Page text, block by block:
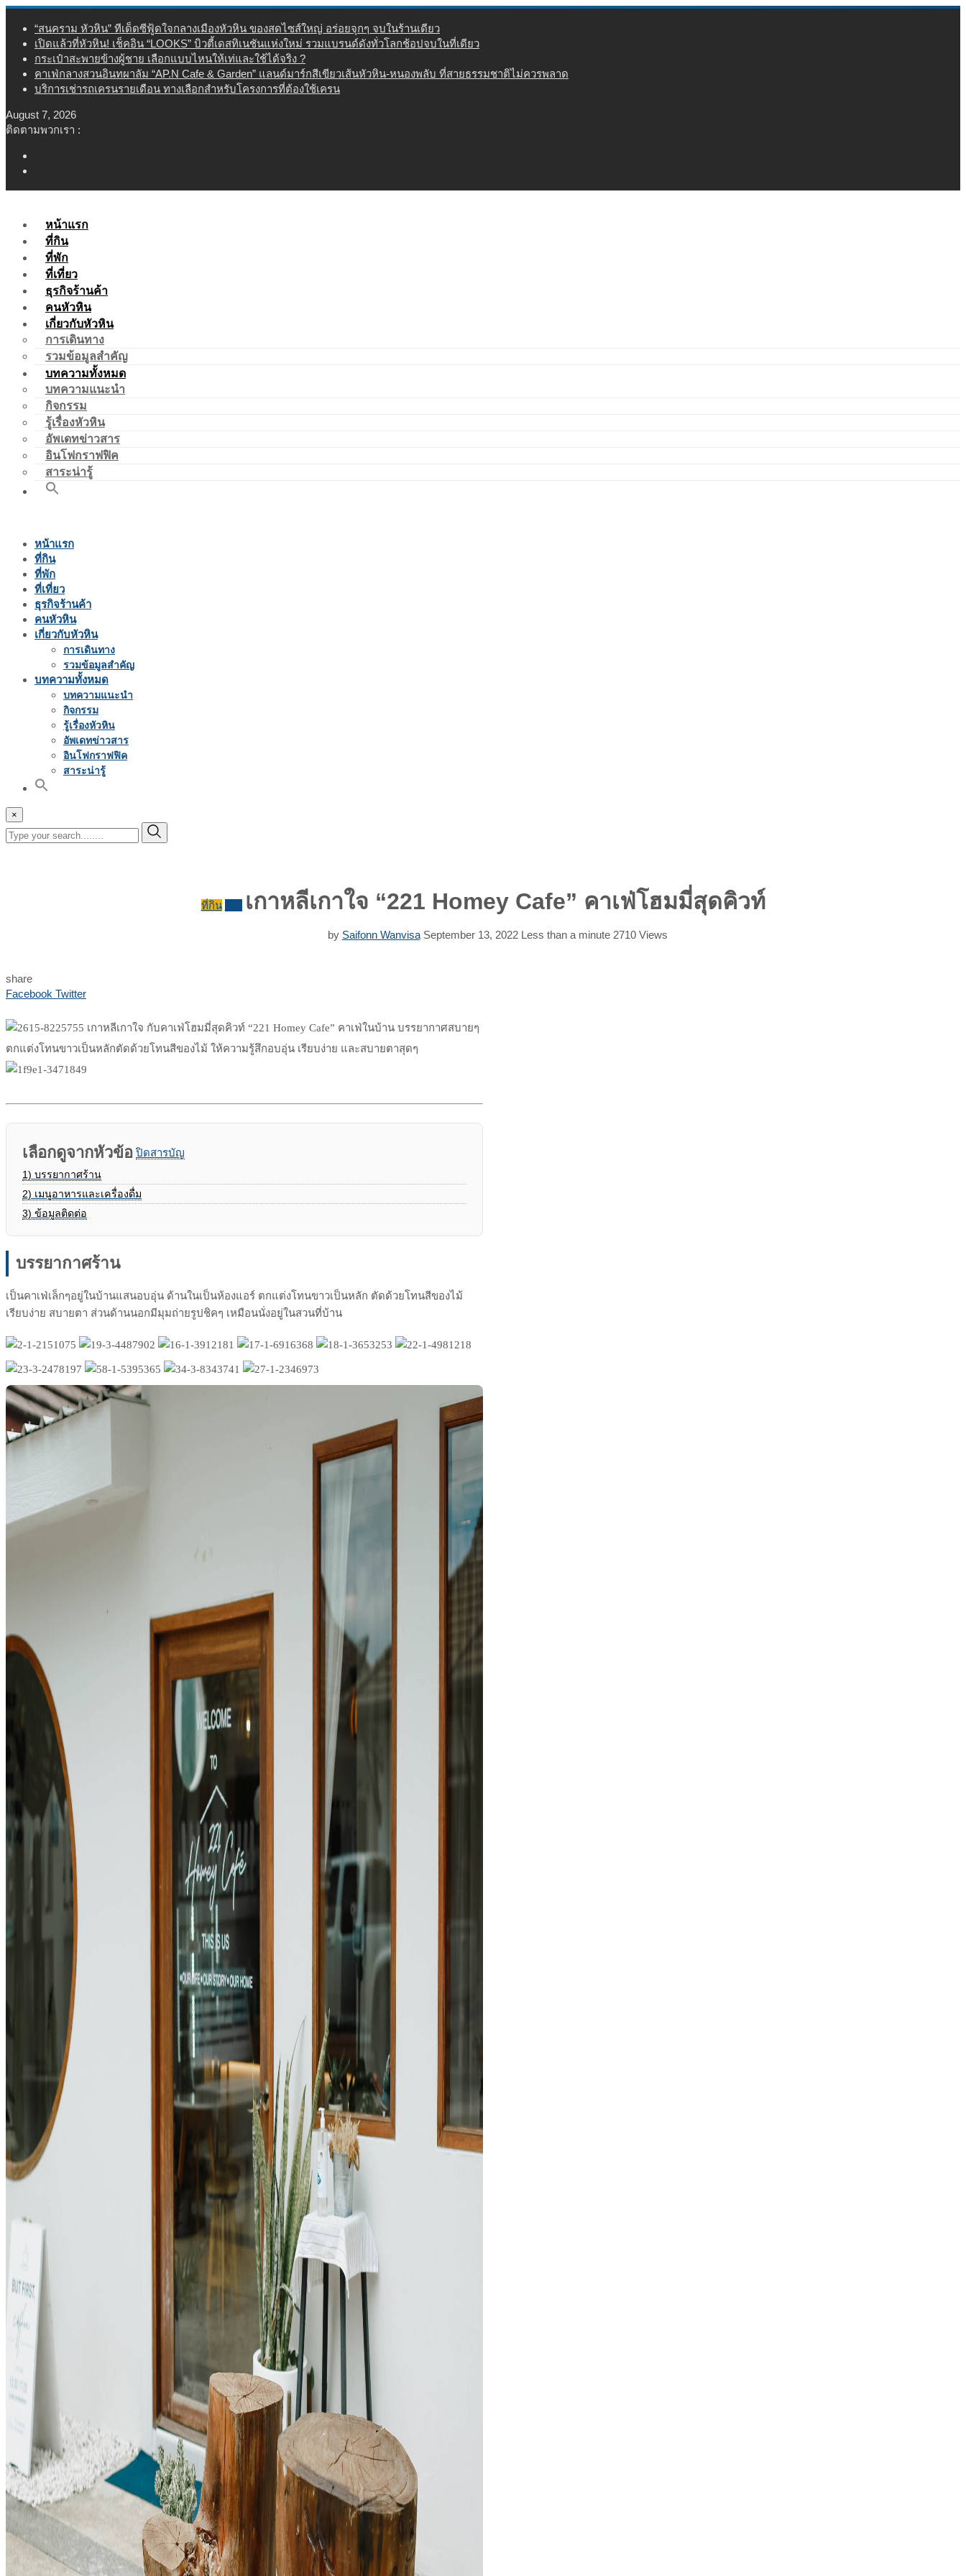
content
“สนคราม หัวหิน” ทีเด็ดซีฟู้ดใจกลางเมืองหัวหิน ของสดไซส์ใหญ่ อร่อยจุกๆ จบในร้านเดียว
เปิดแล้วที่หัวหิน! เช็คอิน “LOOKS” บิวตี้เดสทิเนชันแห่งใหม่ รวมแบรนด์ดังทั่วโลกช้อปจบในที่เดียว
กระเป๋าสะพายข้างผู้ชาย เลือกแบบไหนให้เท่และใช้ได้จริง ?
คาเฟ่กลางสวนอินทผาลัม “AP.N Cafe & Garden” แลนด์มาร์กสีเขียวเส้นหัวหิน-หนองพลับ ที่สายธรรมชาติไม่ควรพลาด
บริการเช่ารถเครนรายเดือน ทางเลือกสำหรับโครงการที่ต้องใช้เครน
August 7, 2026
ติดตามพวกเรา :
หน้าแรก
ที่กิน
ที่พัก
ที่เที่ยว
ธุรกิจร้านค้า
คนหัวหิน
เกี่ยวกับหัวหิน
การเดินทาง
รวมข้อมูลสำคัญ
บทความทั้งหมด
บทความแนะนำ
กิจกรรม
รู้เรื่องหัวหิน
อัพเดทข่าวสาร
อินโฟกราฟฟิค
สาระน่ารู้
หน้าแรก
ที่กิน
ที่พัก
ที่เที่ยว
ธุรกิจร้านค้า
คนหัวหิน
เกี่ยวกับหัวหิน
การเดินทาง
รวมข้อมูลสำคัญ
บทความทั้งหมด
บทความแนะนำ
กิจกรรม
รู้เรื่องหัวหิน
อัพเดทข่าวสาร
อินโฟกราฟฟิค
สาระน่ารู้
×
ที่กิน เกาหลีเกาใจ “221 Homey Cafe” คาเฟ่โฮมมี่สุดคิวท์
by Saifonn Wanvisa September 13, 2022 Less than a minute 2710Views
share
Facebook TwitterPrint
Share
Email
เกาหลีเกาใจ กับคาเฟ่โฮมมี่สุดคิวท์ “221 Homey Cafe” คาเฟ่ในบ้าน บรรยากาศสบายๆ
ตกแต่งโทนขาวเป็นหลักตัดด้วยโทนสีของไม้ ให้ความรู้สึกอบอุ่น เรียบง่าย และสบายตาสุดๆ
เลือกดูจากหัวข้อ ปิดสารบัญ
1) บรรยากาศร้าน
2) เมนูอาหารและเครื่องดื่ม
3) ข้อมูลติดต่อ
บรรยากาศร้าน
เป็นคาเฟ่เล็กๆอยู่ในบ้านแสนอบอุ่น ด้านในเป็นห้องแอร์ ตกแต่งโทนขาวเป็นหลัก ตัดด้วยโทนสีของไม้
เรียบง่าย สบายตา ส่วนด้านนอกมีมุมถ่ายรูปชิคๆ เหมือนนั่งอยู่ในสวนที่บ้าน